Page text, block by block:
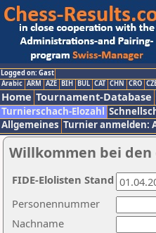
Logged on: Gast
Arabic ARM AZE BIH BUL CAT CHN CRO
Home Tournament-Database
Turnierschach-Elozahl
Allgemeines Turnier anmelden:
Willkommen bei den
Nachname
Personennummer
FIDE-Elolisten Stand